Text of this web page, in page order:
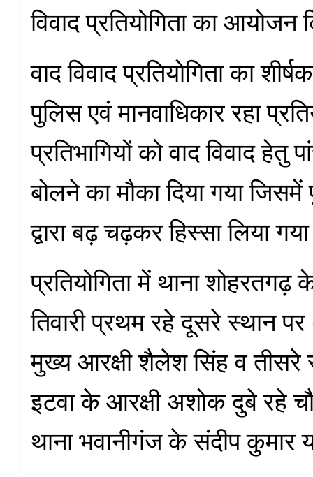
विवाद प्रतियोगिता का आयोजन
वाद विवाद प्रतियोगिता का
पुलिस एवं मानवाधिकार रहा
प्रतिभागियों को वाद विवाद हेतु
बोलने का मौका दिया गया जिसमें
द्वारा बढ़ चढ़कर हिस्सा लिया
प्रतियोगिता में थाना शोहरतगढ़
तिवारी प्रथम रहे दूसरे स्थान
मुख्य आरक्षी शैलेश सिंह व तीसरे
इटवा के आरक्षी अशोक दुबे रहे
थाना भवानीगंज के संदीप कुमार